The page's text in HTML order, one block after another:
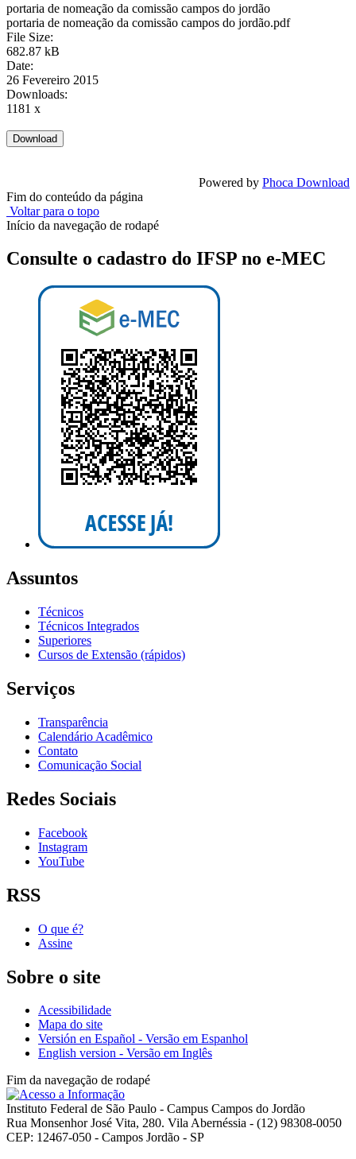
portaria de nomeação da comissão campos do jordão
portaria de nomeação da comissão campos do jordão.pdf
File Size:
682.87 kB
Date:
26 Fevereiro 2015
Downloads:
1181 x
Powered by Phoca Download
Fim do conteúdo da página
Voltar para o topo
Início da navegação de rodapé
Consulte o cadastro do IFSP no e-MEC
Assuntos
Técnicos
Técnicos Integrados
Superiores
Cursos de Extensão (rápidos)
Serviços
Transparência
Calendário Acadêmico
Contato
Comunicação Social
Redes Sociais
Facebook
Instagram
YouTube
RSS
O que é?
Assine
Sobre o site
Acessibilidade
Mapa do site
Versión en Español - Versão em Espanhol
English version - Versão em Inglês
Fim da navegação de rodapé
Instituto Federal de São Paulo - Campus Campos do Jordão
Rua Monsenhor José Vita, 280. Vila Abernéssia - (12) 98308-0050
CEP: 12467-050 - Campos Jordão - SP